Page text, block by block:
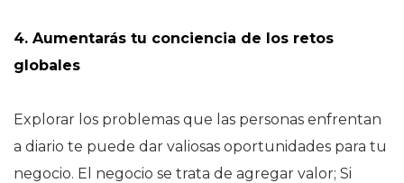
4. Aumentarás tu conciencia de los retos
globales
Explorar los problemas que las personas enfrentan
a diario te puede dar valiosas oportunidades para tu
negocio. El negocio se trata de agregar valor; Si